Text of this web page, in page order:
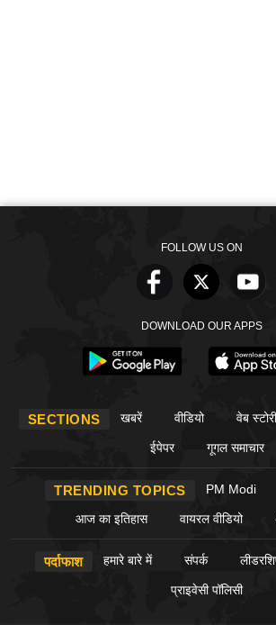
FOLLOW US ON
DOWNLOAD OUR APPS
SECTIONS खबरें वीडियो वेब
ईपेपर गूगल समाचार
TRENDING TOPICS PM Modi
आज का इतिहास वायरल वीडियो
पर्दाफाश हमारे बारे में संपर्क
प्राइवेसी पॉलिसी